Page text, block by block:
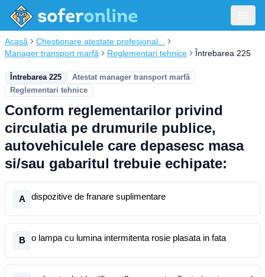
Acasă
Chestionare atestate profesional...
Manager transport marfă
Reglementari tehnice Întrebarea 225
Întrebarea 225
Atestat manager transport marfă
Reglementari tehnice
Conform reglementarilor privind
circulatia pe drumurile publice,
autovehiculele care depasesc masa
si/sau gabaritul trebuie echipate:
A dispozitive de franare suplimentare
B o lampa cu lumina intermitenta rosie plasata in fata